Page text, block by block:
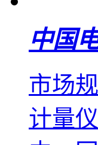
中国
市场
计量